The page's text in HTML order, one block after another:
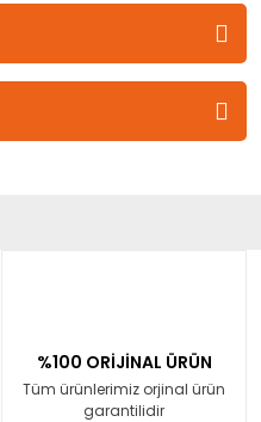
%100 ORİJİNAL ÜRÜN
Tüm ürünlerimiz orjinal ürün
garantilidir